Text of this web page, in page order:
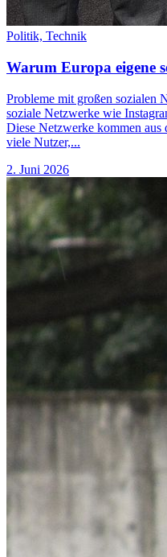
Politik, Technik
Warum Europa eigene
Probleme mit großen sozialen
soziale Netzwerke wie
Diese Netzwerke kommen aus
viele Nutzer,...
2. Juni 2026